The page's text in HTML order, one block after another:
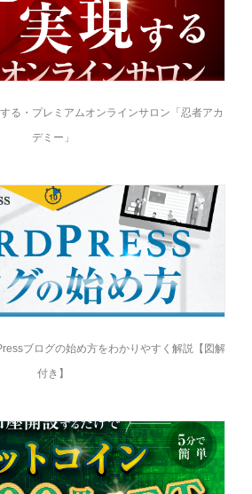
る・プレミアムオンラインサロン「忍者アカ
デミー」
ブログの始め方をわかりやすく解説【図解
付き】